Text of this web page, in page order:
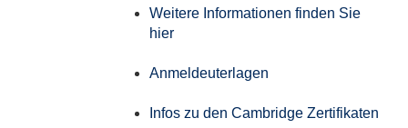
Weitere Informationen finden Sie
hier
Anmeldeuterlagen
Infos zu den Cambridge Zertifikaten